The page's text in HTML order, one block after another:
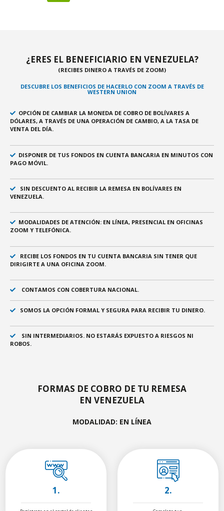
¿ERES EL BENEFICIARIO EN VENEZUELA?
(RECIBES DINERO A TRAVÉS DE ZOOM)
DESCUBRE LOS BENEFICIOS DE HACERLO CON ZOOM A TRAVÉS DE
WESTERN UNION
OPCIÓN DE CAMBIAR LA MONEDA DE COBRO DE BOLÍVARES A
DÓLARES, A TRAVÉS DE UNA OPERACIÓN DE CAMBIO, A LA TASA DE
VENTA DEL DÍA.
DISPONER DE TUS FONDOS EN CUENTA BANCARIA EN MINUTOS CON
PAGO MÓVIL.
SIN DESCUENTO AL RECIBIR LA REMESA EN BOLÍVARES EN
VENEZUELA.
MODALIDADES DE ATENCIÓN: EN LÍNEA, PRESENCIAL EN OFICINAS
ZOOM Y TELEFÓNICA.
RECIBE LOS FONDOS EN TU CUENTA BANCARIA SIN TENER QUE
DIRIGIRTE A UNA OFICINA ZOOM.
CONTAMOS CON COBERTURA NACIONAL.
SOMOS LA OPCIÓN FORMAL Y SEGURA PARA RECIBIR TU DINERO.
SIN INTERMEDIARIOS. NO ESTARÁS EXPUESTO A RIESGOS NI
ROBOS.
FORMAS DE COBRO DE TU REMESA
EN VENEZUELA
MODALIDAD: EN LÍNEA
1. 2.